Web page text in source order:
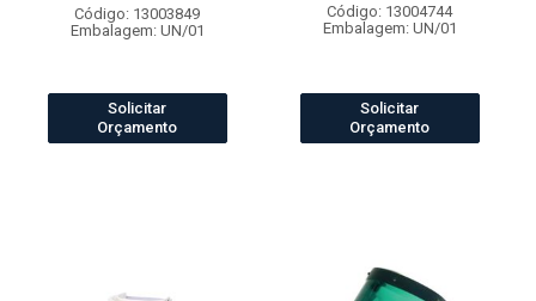
Código: 13003849
Embalagem: UN/01
Solicitar
Orçamento
Código: 13004744
Embalagem: UN/01
Solicitar
Orçamento